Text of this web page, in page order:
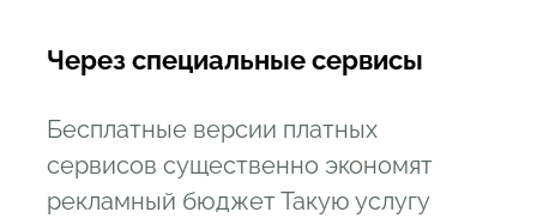
Через специальные сервисы
Бесплатные версии платных
сервисов существенно экономят
рекламный бюджет Такую услугу